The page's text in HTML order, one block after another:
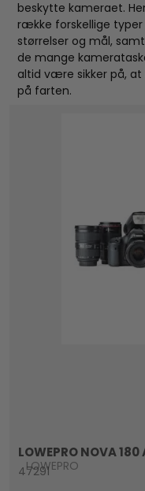
beskytte kameraet.
række forskellige
størrelser og mål,
de mange
altid være sikker på,
på farten.
LOWEPRO NOVA
LOWEPRO
47291